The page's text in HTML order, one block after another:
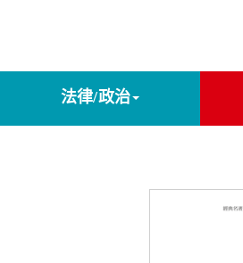
法律/政治